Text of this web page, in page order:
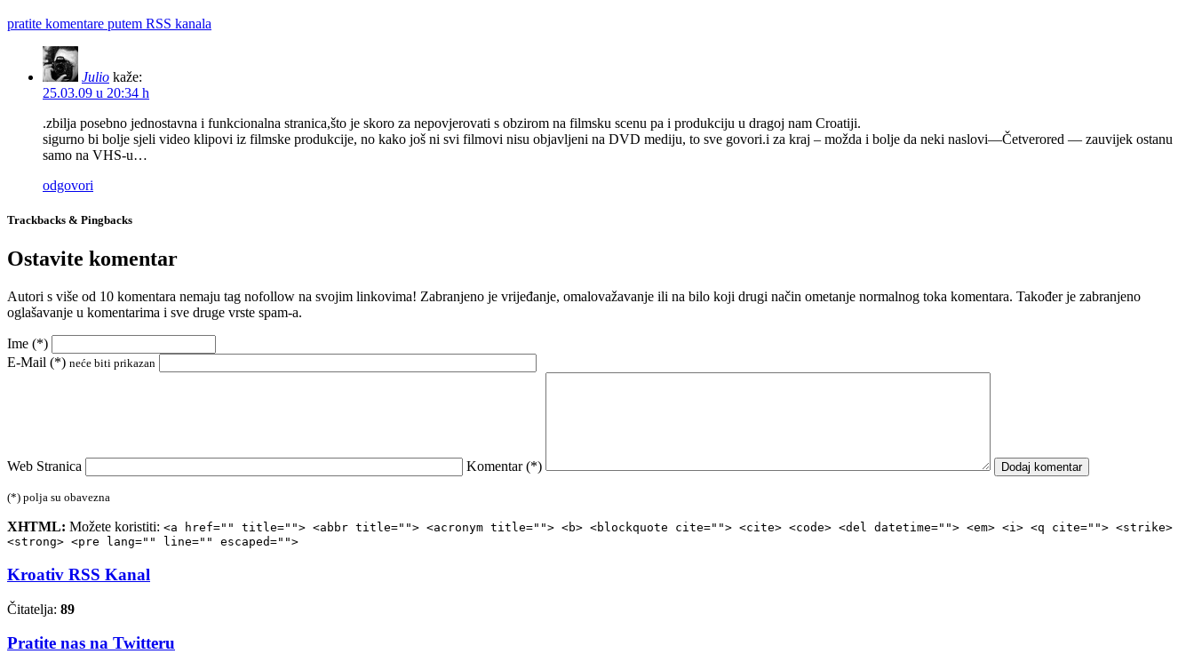
pratite komentare putem RSS kanala
Julio kaže:
25.03.09 u 20:34 h
.zbilja posebno jednostavna i funkcionalna stranica,što je skoro za nepovjerovati s obzirom na filmsku scenu pa i produkciju u dragoj nam Croatiji.
sigurno bi bolje sjeli video klipovi iz filmske produkcije, no kako još ni svi filmovi nisu objavljeni na DVD mediju, to sve govori.i za kraj – možda i bolje da neki naslovi—Četverored — zauvijek ostanu
samo na VHS-u…
odgovori
Trackbacks & Pingbacks
Ostavite komentar
Autori s više od 10 komentara nemaju tag nofollow na svojim linkovima! Zabranjeno je vrijeđanje, omalovažavanje ili na bilo koji drugi način ometanje normalnog toka komentara. Također je zabranjeno
oglašavanje u komentarima i sve druge vrste spam-a.
Ime (*)
E-Mail (*) neće biti prikazan
Web Stranica Komentar (*)
(*) polja su obavezna
XHTML: Možete koristiti: <a href="" title=""> <abbr title=""> <acronym title=""> <b> <blockquote cite=""> <cite> <code> <del datetime=""> <em> <i> <q cite=""> <strike>
<strong> <pre lang="" line="" escaped="">
Kroativ RSS Kanal
Čitatelja: 89
Pratite nas na Twitteru